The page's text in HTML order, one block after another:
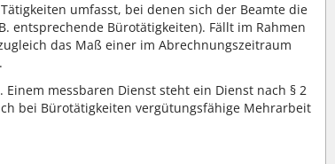
umfasst, bei denen sich der Beamte die
entsprechende Bürotätigkeiten). Fällt im Rahmen
das Maß einer im Abrechnungszeitraum
messbaren Dienst steht ein Dienst nach § 2
bei Bürotätigkeiten vergütungsfähige Mehrarbeit